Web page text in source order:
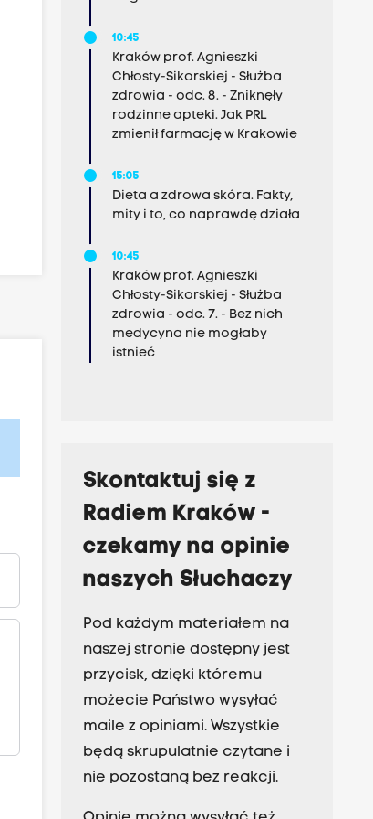
10:45
Kraków prof. Agnieszki
Chłosty-Sikorskiej - Służba
zdrowia - odc. 8. - Zniknęły
rodzinne apteki. Jak PRL
zmienił farmację w Krakowie
15:05
Dieta a zdrowa skóra. Fakty,
mity i to, co naprawdę działa
10:45
Kraków prof. Agnieszki
Chłosty-Sikorskiej - Służba
zdrowia - odc. 7. - Bez nich
medycyna nie mogłaby
istnieć
Skontaktuj się z
Radiem Kraków -
czekamy na opinie
naszych Słuchaczy
Pod każdym materiałem na
naszej stronie dostępny jest
przycisk, dzięki któremu
możecie Państwo wysyłać
maile z opiniami. Wszystkie
będą skrupulatnie czytane i
nie pozostaną bez reakcji.